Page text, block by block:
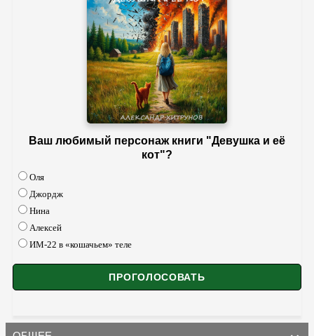
Ваш любимый персонаж книги "Девушка и её
кот"?
Оля
Джордж
Нина
Алексей
ИМ-22 в «кошачьем» теле